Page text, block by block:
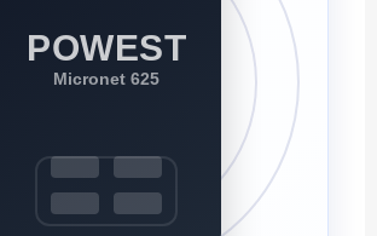
POWEST
Micronet 625